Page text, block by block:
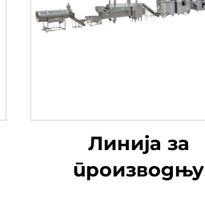
Линија за
производњу